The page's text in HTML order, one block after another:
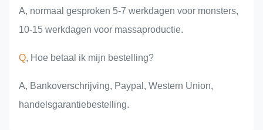
A, normaal gesproken 5-7 werkdagen voor monsters,
10-15 werkdagen voor massaproductie.
Q, Hoe betaal ik mijn bestelling?
A, Bankoverschrijving, Paypal, Western Union,
handelsgarantiebestelling.